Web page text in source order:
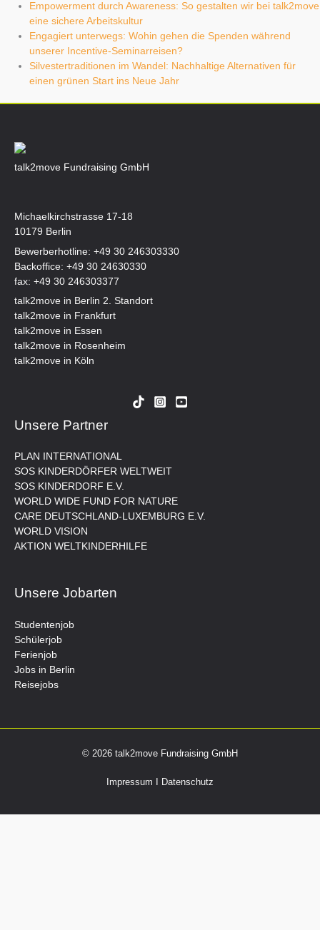
Empowerment durch Awareness: So gestalten wir bei talk2move
eine sichere Arbeitskultur
Engagiert unterwegs: Wohin gehen die Spenden während
unserer Incentive-Seminarreisen?
Silvestertraditionen im Wandel: Nachhaltige Alternativen für
einen grünen Start ins Neue Jahr
talk2move Fundraising GmbH
Michaelkirchstrasse 17-18
10179 Berlin
Bewerberhotline: +49 30 246303330
Backoffice: +49 30 24630330
fax: +49 30 246303377
talk2move in Berlin 2. Standort
talk2move in Frankfurt
talk2move in Essen
talk2move in Rosenheim
talk2move in Köln
Unsere Partner
PLAN INTERNATIONAL
SOS KINDERDÖRFER WELTWEIT
SOS KINDERDORF E.V.
WORLD WIDE FUND FOR NATURE
CARE DEUTSCHLAND-LUXEMBURG E.V.
WORLD VISION
AKTION WELTKINDERHILFE
Unsere Jobarten
Studentenjob
Schülerjob
Ferienjob
Jobs in Berlin
Reisejobs
© 2026 talk2move Fundraising GmbH
Impressum Datenschutz